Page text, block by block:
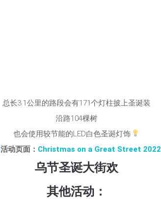
总长3.1公里的路段会有171个灯柱披上圣诞装
沿路104棵树
也会使用较节能的LED白色圣诞灯饰
活动页面： Christmas on a Great Street 2022
乌节圣诞大街欢
其他活动：